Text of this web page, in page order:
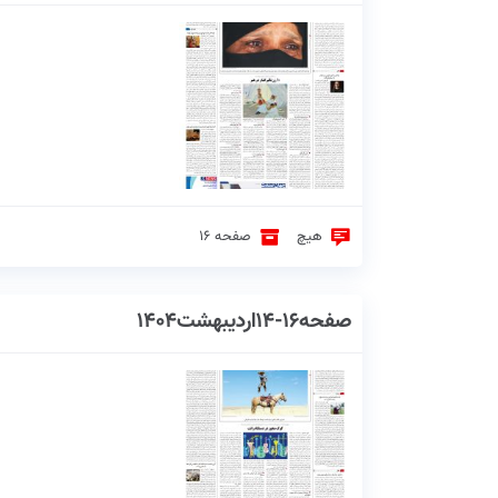
هیچ صفحه 16
صفحه16-14اردیبهشت1404